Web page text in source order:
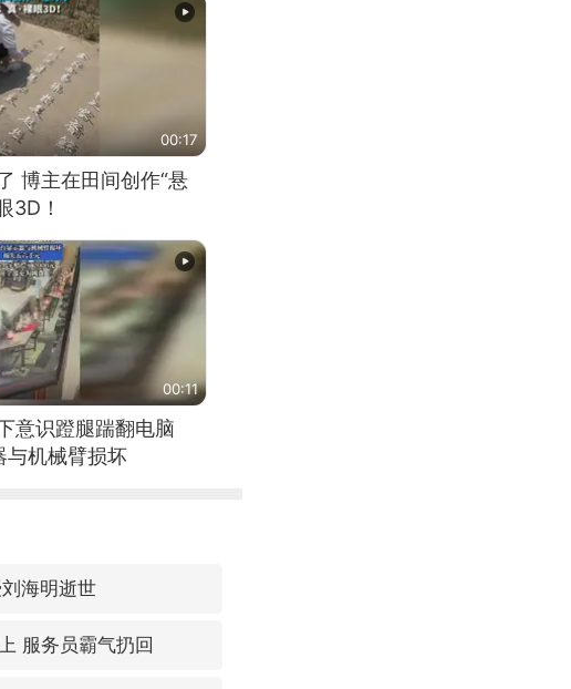
00:17
博主在田间创作“悬
3D！
00:11
意识蹬腿踹翻电脑
与机械臂损坏
海明逝世
服务员霸气扔回